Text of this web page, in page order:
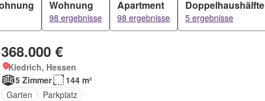
Wohnung
98 ergebnisse
Apartment
98 ergebnisse
Doppelhaushälfte
5 ergebnisse
368.000 €
Kiedrich, Hessen
5 Zimmer
144 m²
Garten
Parkplatz